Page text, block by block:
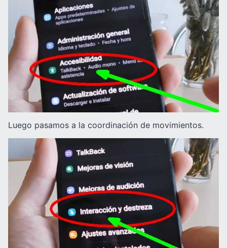
Luego pasamos a la coordinación de movimientos.